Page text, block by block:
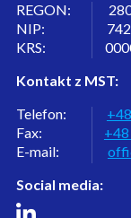
REGON:
NIP:
KRS:
Kontakt z MST:
Telefon:
Fax:
E-mail:
Social media: